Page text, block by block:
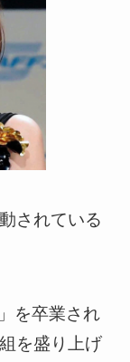
されている
を卒業され
を盛り上げ